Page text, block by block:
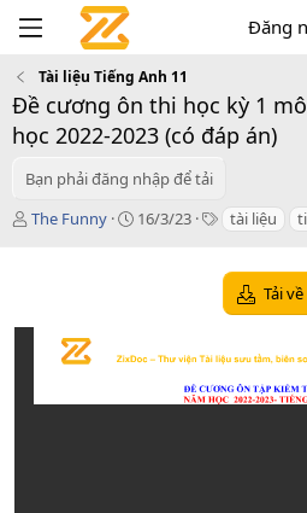
Đăng
Tài liệu Tiếng Anh 11
Đề cương ôn thi học kỳ 1
học 2022-2023 (có đáp án)
Bạn phải đăng nhập để tải
T
ả
The Funny
C
n
16/3/23
T
s
tài liệu
Tải về